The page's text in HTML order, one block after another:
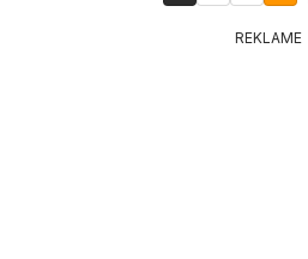
REKLAME